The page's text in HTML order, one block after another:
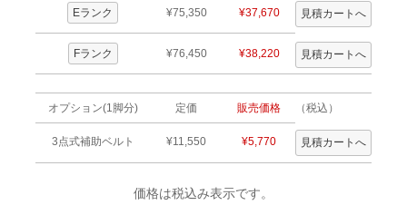
Eランク ¥75,350 ¥37,670
Fランク ¥76,450 ¥38,220
オプション(1脚分) 定価 販売価格 （税込）
3点式補助ベルト ¥11,550 ¥5,770
価格は税込み表示です。